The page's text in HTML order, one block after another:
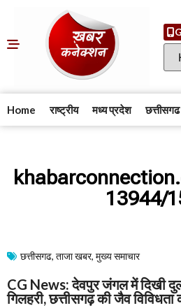
Home राष्ट्रीय मध्य प्रदेश छत्तीसगढ
13944/
छत्तीसगढ, ताजा खबर, मुख्य समाचार​
CG News: देवपुर जंगल में दिखी
गिलहरी, छत्तीसगढ़ की जैव विविधता